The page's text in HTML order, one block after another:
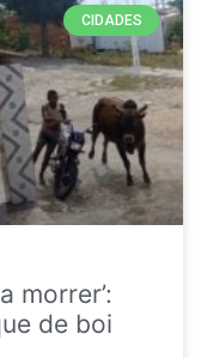
CIDADES
morrer’:
de boi